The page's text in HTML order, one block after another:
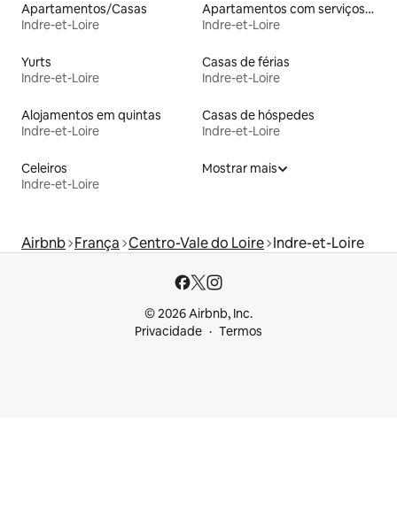
Apartamentos/Casas
Indre-et-Loire
Apartamentos com serviços incluídos
Indre-et-Loire
Yurts
Indre-et-Loire
Casas de férias
Indre-et-Loire
Alojamentos em quintas
Indre-et-Loire
Casas de hóspedes
Indre-et-Loire
Celeiros
Indre-et-Loire
Mostrar mais
Airbnb França Centro-Vale do Loire Indre-et-Loire
© 2026 Airbnb, Inc.
Privacidade
Termos